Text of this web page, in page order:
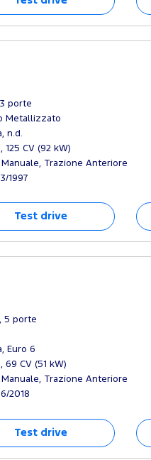
porte
Metallizzato
n.d.
125 CV (92 kW)
Manuale, Trazione Anteriore
1997
Test drive
5 porte
Euro 6
69 CV (51 kW)
Manuale, Trazione Anteriore
2018
Test drive